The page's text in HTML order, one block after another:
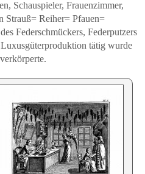
Schauspieler, Frauenzimmer,
Strauß= Reiher= Pfauen=
Federschmückers, Federputzers
tätig wurde